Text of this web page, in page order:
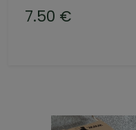
7.50 €